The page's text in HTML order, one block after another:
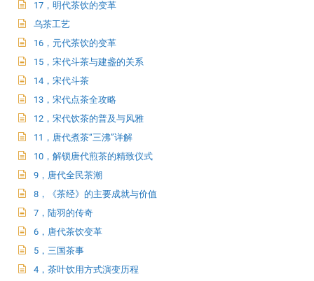
17，明代茶饮的变革
乌茶工艺
16，元代茶饮的变革
15，宋代斗茶与建盏的关系
14，宋代斗茶
13，宋代点茶全攻略
12，宋代饮茶的普及与风雅
11，唐代煮茶“三沸”详解
10，解锁唐代煎茶的精致仪式
9，唐代全民茶潮
8，《茶经》的主要成就与价值
7，陆羽的传奇
6，唐代茶饮变革
5，三国茶事
4，茶叶饮用方式演变历程